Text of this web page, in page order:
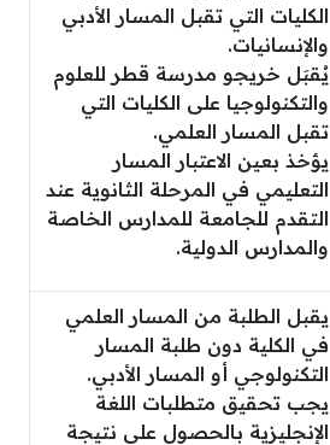
الكليات التي تقبل المسار الأدبي
والإنسانيات.
يُقبَل خريجو مدرسة قطر للعلوم
والتكنولوجيا على الكليات التي
تقبل المسار العلمي.
يؤخذ بعين الاعتبار المسار
التعليمي في المرحلة الثانوية عند
التقدم للجامعة للمدارس الخاصة
والمدارس الدولية.
يقبل الطلبة من المسار العلمي
في الكلية دون طلبة المسار
التكنولوجي أو المسار الأدبي.
يجب تحقيق متطلبات اللغة
الإنجليزية بالحصول على نتيجة